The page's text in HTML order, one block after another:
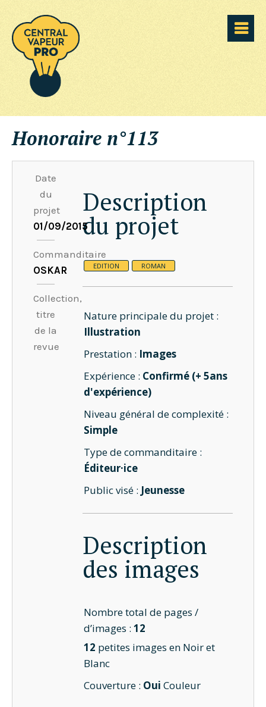
Honoraire n°113
Date
du
projet
01/09/2015
Commanditaire
OSKAR
Collection,
titre
de la
revue
Description
du projet
EDITION ROMAN
Nature principale du projet :
Illustration
Prestation : Images
Expérience : Confirmé (+ 5ans
d'expérience)
Niveau général de complexité :
Simple
Type de commanditaire :
Éditeur·ice
Public visé : Jeunesse
Description
des images
Nombre total de pages /
d’images :12
12 petites images en Noir et
Blanc
Couverture : Oui Couleur